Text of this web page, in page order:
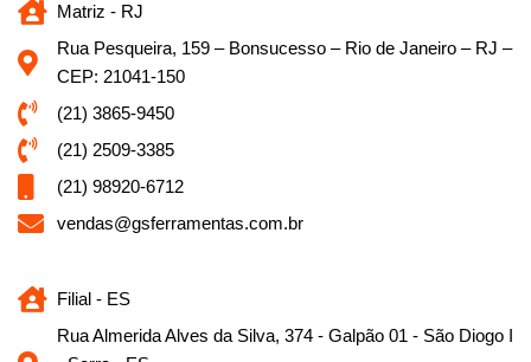
Matriz - RJ
Rua Pesqueira, 159 – Bonsucesso – Rio de Janeiro – RJ –
CEP: 21041-150
(21) 3865-9450
(21) 2509-3385
(21) 98920-6712
vendas@gsferramentas.com.br
Filial - ES
Rua Almerida Alves da Silva, 374 - Galpão 01 - São Diogo I